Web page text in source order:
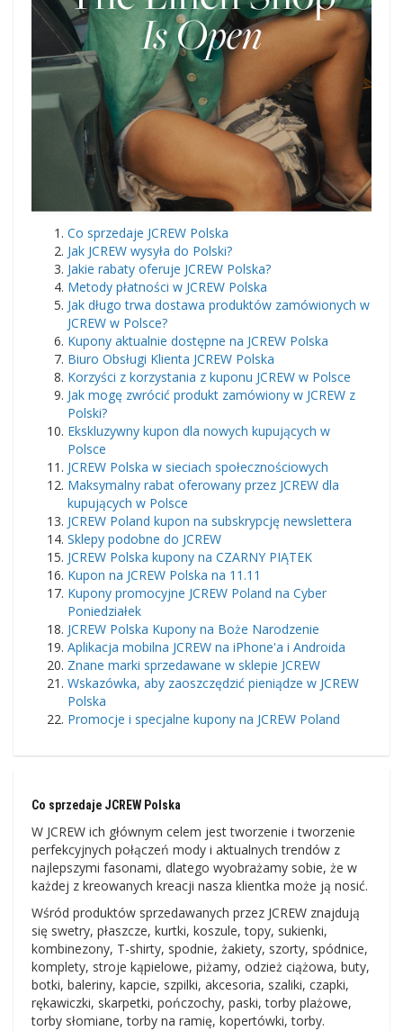
Co sprzedaje JCREW Polska
Jak JCREW wysyła do Polski?
Jakie rabaty oferuje JCREW Polska?
Metody płatności w JCREW Polska
Jak długo trwa dostawa produktów zamówionych w
JCREW w Polsce?
Kupony aktualnie dostępne na JCREW Polska
Biuro Obsługi Klienta JCREW Polska
Korzyści z korzystania z kuponu JCREW w Polsce
Jak mogę zwrócić produkt zamówiony w JCREW z
Polski?
Ekskluzywny kupon dla nowych kupujących w
Polsce
JCREW Polska w sieciach społecznościowych
Maksymalny rabat oferowany przez JCREW dla
kupujących w Polsce
JCREW Poland kupon na subskrypcję newslettera
Sklepy podobne do JCREW
JCREW Polska kupony na CZARNY PIĄTEK
Kupon na JCREW Polska na 11.11
Kupony promocyjne JCREW Poland na Cyber ​​
Poniedziałek
JCREW Polska Kupony na Boże Narodzenie
Aplikacja mobilna JCREW na iPhone'a i Androida
Znane marki sprzedawane w sklepie JCREW
Wskazówka, aby zaoszczędzić pieniądze w JCREW
Polska
Promocje i specjalne kupony na JCREW Poland
Co sprzedaje JCREW Polska
W JCREW ich głównym celem jest tworzenie i tworzenie
perfekcyjnych połączeń mody i aktualnych trendów z
najlepszymi fasonami, dlatego wyobrażamy sobie, że w
każdej z kreowanych kreacji nasza klientka może ją nosić.
Wśród produktów sprzedawanych przez JCREW znajdują
się swetry, płaszcze, kurtki, koszule, topy, sukienki,
kombinezony, T-shirty, spodnie, żakiety, szorty, spódnice,
komplety, stroje kąpielowe, piżamy, odzież ciążowa, buty,
botki, baleriny, kapcie, szpilki, akcesoria, szaliki, czapki,
rękawiczki, skarpetki, pończochy, paski, torby plażowe,
torby słomiane, torby na ramię, kopertówki, torby.